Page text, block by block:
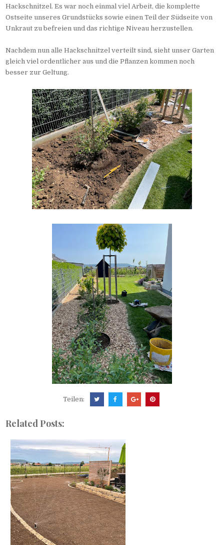
Hackschnitzel. Es war noch einmal viel Arbeit, die komplette
Ostseite unseres Grundstücks sowie einen Teil der Südseite von
Unkraut zu befreien und das richtige Niveau herzustellen.
Nachdem nun alle Hackschnitzel verteilt sind, sieht unser Garten
gleich viel ordentlicher aus und die Pflanzen kommen noch
besser zur Geltung.
Teilen:
Related Posts: